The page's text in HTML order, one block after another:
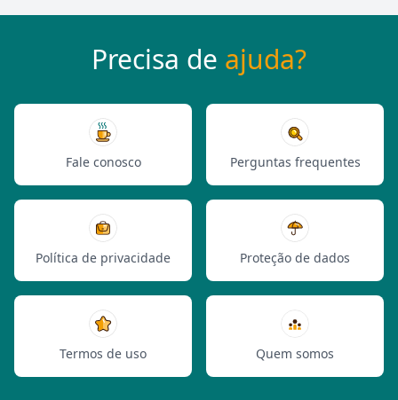
Precisa de ajuda?
Fale conosco Perguntas frequentes
Política de privacidade Proteção de dados
Termos de uso Quem somos